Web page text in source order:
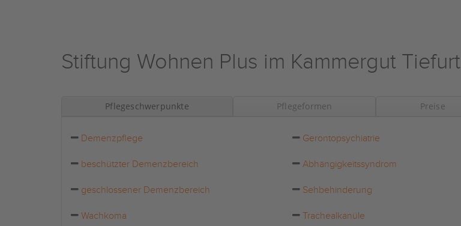
Stiftung Wohnen Plus im Kammergut Tiefurt
Pflegeschwerpunkte Pflegeformen Preise
Demenzpflege Gerontopsychiatrie
beschützter Demenzbereich Abhängigkeitssyndrom
geschlossener Demenzbereich Sehbehinderung
Wachkoma Trachealkanüle